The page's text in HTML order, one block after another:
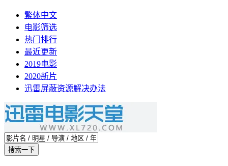
繁体中文
电影筛选
热门排行
最近更新
2019电影
2020新片
迅雷屏蔽资源解决办法